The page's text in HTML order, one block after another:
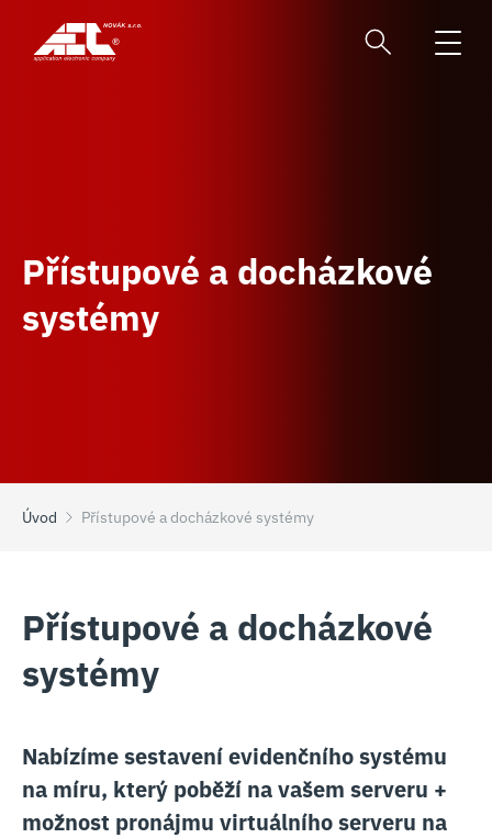
Přístupové a docházkové
systémy
Úvod Přístupové a docházkové systémy
Přístupové a docházkové
systémy
Nabízíme sestavení evidenčního systému
na míru, který poběží na vašem serveru +
možnost pronájmu virtuálního serveru na